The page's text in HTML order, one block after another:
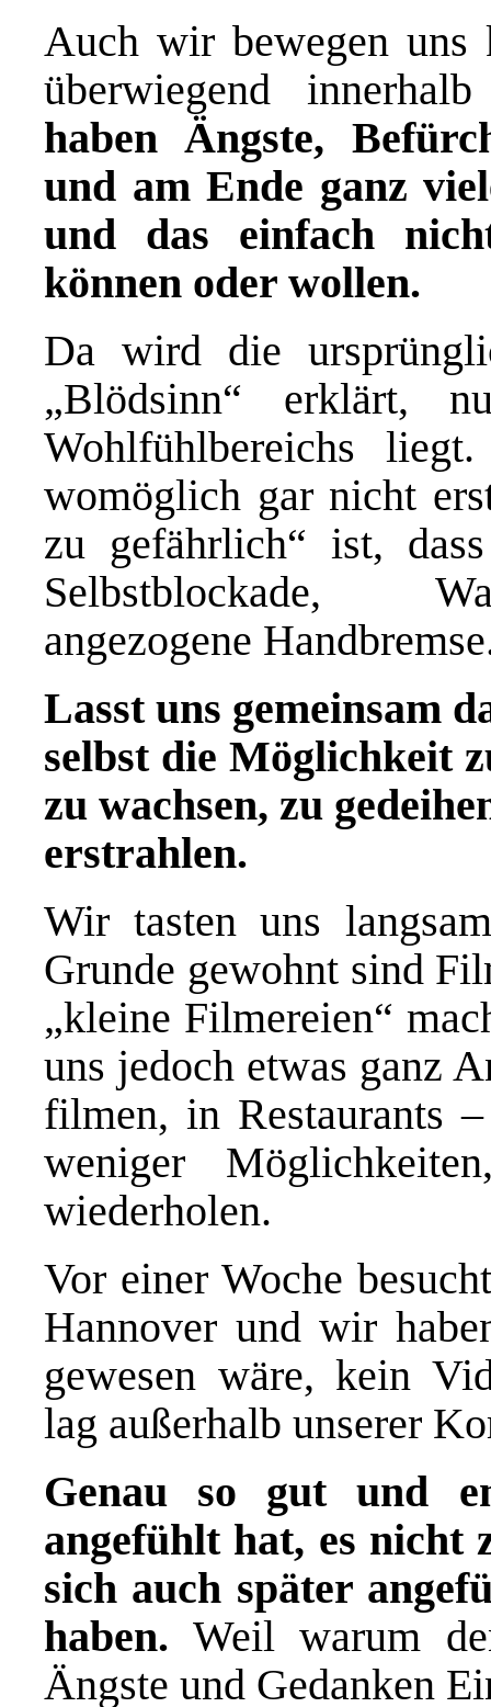
Auch wir bewegen
überwiegend
haben Ängste,
und am Ende ganz
und das einfach
können oder wollen.
Da wird die
„Blödsinn“ erklärt,
Wohlfühlbereichs
womöglich gar nicht
zu gefährlich“ ist,
Selbstblockade,
angezogene
Lasst uns gemeinsam
selbst die Möglichkeit
zu wachsen, zu
erstrahlen.
Wir tasten uns
Grunde gewohnt sind
„kleine Filmereien“
uns jedoch etwas ganz
filmen, in Restaurants
weniger
wiederholen.
Vor einer Woche
Hannover und wir
gewesen wäre, kein
lag außerhalb unserer
Genau so gut und
angefühlt hat, es nicht
sich auch später
haben. Weil warum
Ängste und Gedanken